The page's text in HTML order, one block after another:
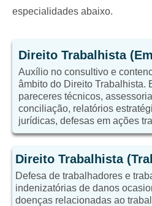
especialidades abaixo.
Direito Trabalhista
Auxílio no consultivo e
âmbito do Direito Trabalhista.
pareceres técnicos,
conciliação, relatórios
jurídicas, defesas em ações
Direito Trabalhista
Defesa de trabalhadores e
indenizatórias de danos
doenças relacionadas ao